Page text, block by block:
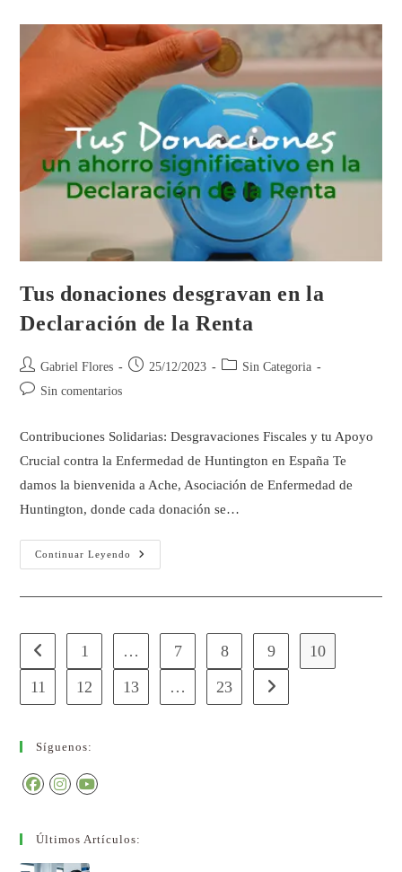
Tus donaciones desgravan en la
Declaración de la Renta
Gabriel Flores 25/12/2023
Sin Categoria
Sin comentarios
Contribuciones Solidarias: Desgravaciones Fiscales y tu Apoyo
Crucial contra la Enfermedad de Huntington en España Te
damos la bienvenida a Ache, Asociación de Enfermedad de
Huntington, donde cada donación se…
Continuar Leyendo
1 … 7 8 9
10
11
12 13 … 23
Síguenos:
Últimos Artículos: